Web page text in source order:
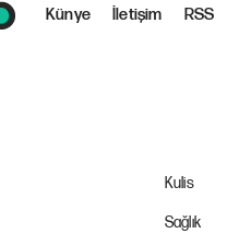
Künye İletişim RSS
Kulis
Sağlık